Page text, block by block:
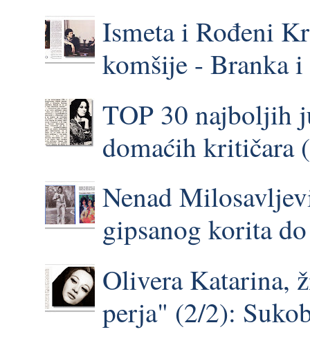
Ismeta i Rođeni
komšije - Branka
TOP 30 najboljih
domaćih kritičara
Nenad
gipsanog korita
Olivera Katarina,
perja" (2/2):